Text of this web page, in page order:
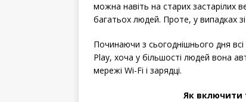
можна навіть на старих застарілих
багатьох людей. Проте, у випадках
Починаючи з сьогоднішнього дня
Play, хоча у більшості людей вона
мережі Wi-Fi і зарядці.
Як включити